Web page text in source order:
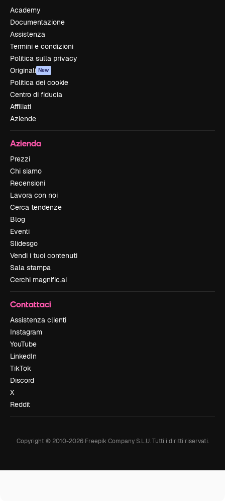
Academy
Documentazione
Assistenza
Termini e condizioni
Politica sulla privacy
Originali New
Politica dei cookie
Centro di fiducia
Affiliati
Aziende
Azienda
Prezzi
Chi siamo
Recensioni
Lavora con noi
Cerca tendenze
Blog
Eventi
Slidesgo
Vendi i tuoi contenuti
Sala stampa
Cerchi magnific.ai
Contattaci
Assistenza clienti
Instagram
YouTube
LinkedIn
TikTok
Discord
X
Reddit
Copyright © 2010-2026Freepik Company S.L.U. Tutti i diritti riservati.